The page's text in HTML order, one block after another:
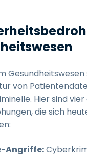
von
Hier sind
die sich
Angriffe: